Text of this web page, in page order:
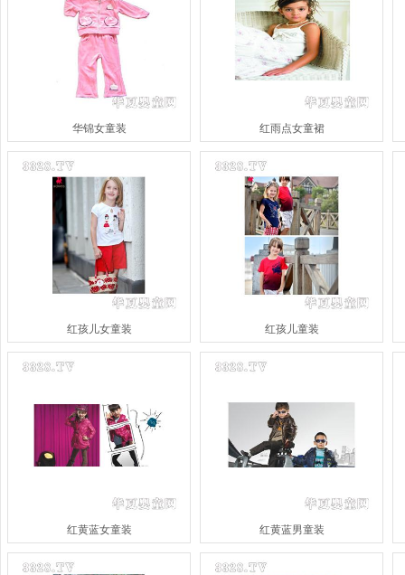
华锦女童装 红雨点女童裙
红孩儿女童装 红孩儿童装
红黄蓝女童装 红黄蓝男童装